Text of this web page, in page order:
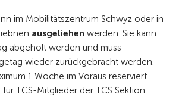
im Mobilitätszentrum Schwyz oder in
ausgeliehen werden. Sie kann
abgeholt werden und muss
wieder zurückgebracht werden.
1 Woche im Voraus reserviert
TCS-Mitglieder der TCS Sektion